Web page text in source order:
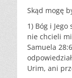
Skąd mogę
1) Bóg i
nie chcieli
Samuela
Urim, ani